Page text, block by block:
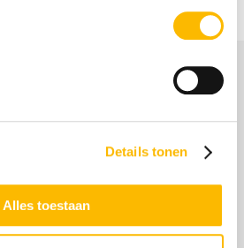
Details tonen
Alles toestaan
Snel, een introductie in
over hoogbegaafdheid